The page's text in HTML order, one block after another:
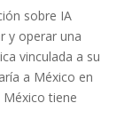
sobre IA
y operar una
vinculada a su
a México en
México tiene